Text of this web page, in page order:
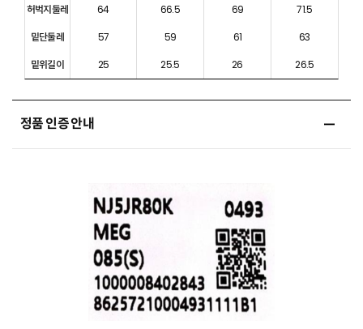
허벅지둘레
64 66.5 69
71.5
밑단둘레
57 59 61
63
밑위길이
25 25.5 26 26.5
정품 인증 안내